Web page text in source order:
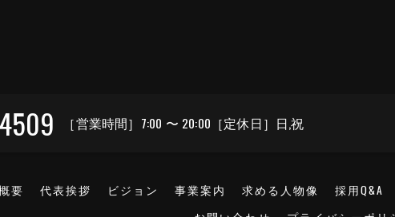
［営業時間］7:00 〜 20:00［定休日］日,祝
要 代表挨拶 ビジョン 事業案内 求める人物像 採用Q&A